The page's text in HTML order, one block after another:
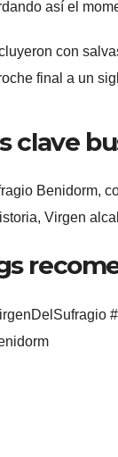
así el
con
final a un
clave
Benidorm,
Virgen